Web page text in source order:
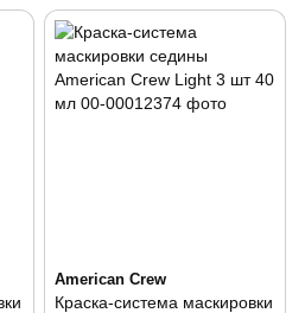
American Crew
Краска-система маскировки